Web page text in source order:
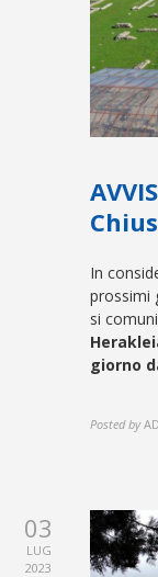
In
prossimi
si
giorno
Posted by
03
LUG
2023